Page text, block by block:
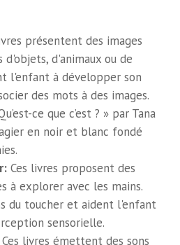
présentent des images
d'animaux ou de
l'enfant à développer son
des mots à des images.
ce que c’est ? » par Tana
en noir et blanc fondé
Ces livres proposent des
à explorer avec les mains.
du toucher et aident l'enfant
sensorielle.
Ces livres émettent des sons